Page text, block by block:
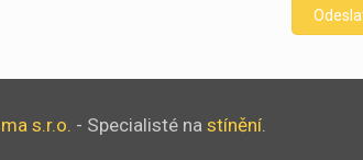
s.r.o. - Specialisté na stínění.